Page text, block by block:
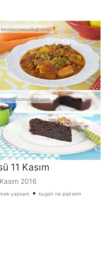
11 Kasım
2016
yapsam • bugün ne pişirsem